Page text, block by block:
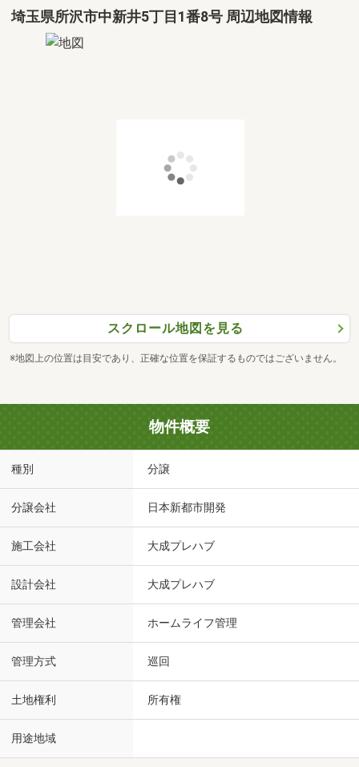
埼玉県所沢市中新井5丁目1番8号 周辺地図情報
スクロール地図を見る
※地図上の位置は目安であり、正確な位置を保証するものではございません。
物件概要
種別 分譲
分譲会社 日本新都市開発
施工会社 大成プレハブ
設計会社 大成プレハブ
管理会社 ホームライフ管理
管理方式 巡回
土地権利 所有権
用途地域